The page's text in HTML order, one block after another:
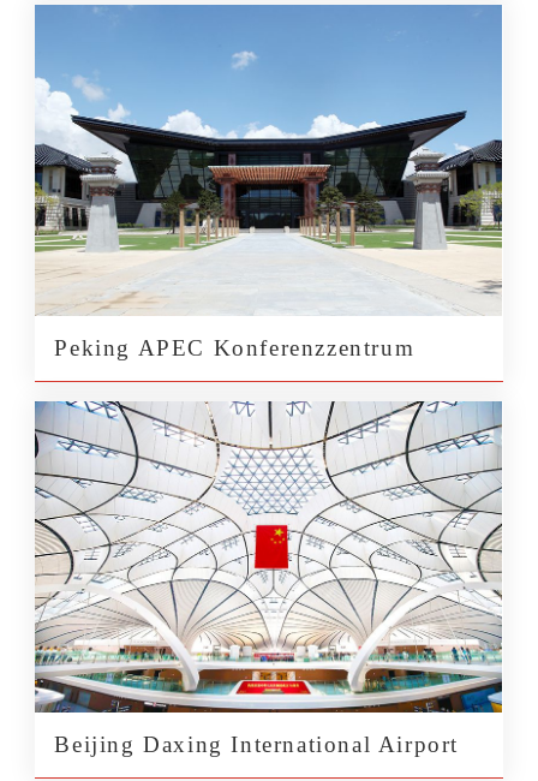
Peking APEC Konferenzzentrum
Beijing Daxing International Airport